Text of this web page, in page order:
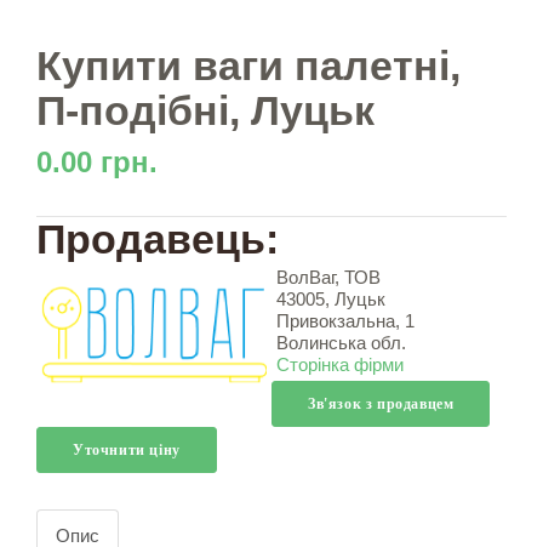
Купити ваги палетні,
П-подібні, Луцьк
0.00 грн.
Продавець:
ВолВаг, ТОВ
43005, Луцьк
Привокзальна, 1
Волинська обл.
Сторінка фірми
Зв'язок з продавцем
Уточнити ціну
Опис